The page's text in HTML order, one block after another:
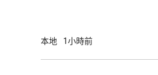
生艇和救援艇的40呎貨櫃，
本地 1小時前